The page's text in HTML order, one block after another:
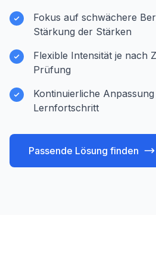
Fokus auf schwächere
Stärkung der Stärken
Flexible Intensität je nach
Prüfung
Kontinuierliche
Lernfortschritt
Passende Lösung finden